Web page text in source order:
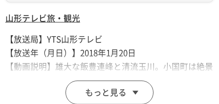
山形テレビ旅・観光
【放送局】YTS山形テレビ
【放送年（月日）】2018年1月20日
【動画説明】雄大な飯豊連峰と清流玉川。小国町は絶景
の宝庫。季節をとわず美しい風景を楽しむことができま
もっと見る